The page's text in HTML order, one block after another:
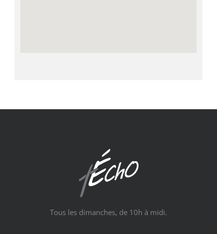
Tous les dimanches, de 10h à midi.